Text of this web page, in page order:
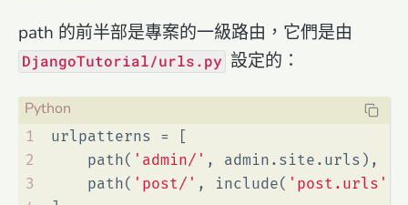
path 的前半部是專案的一級路由，它們是由
DjangoTutorial/urls.py 設定的：
1
2
3
urlpatterns = [
    path(
'admin/' , admin.site.urls),
    path(
'post/' , include( 'post.urls'